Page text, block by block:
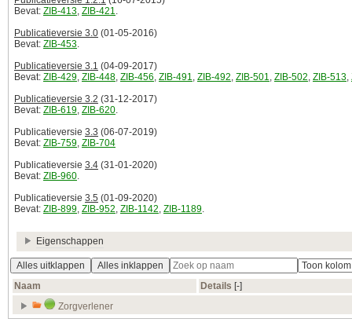
Bevat: ZIB-413, ZIB-421.
Publicatieversie 3.0 (01-05-2016)
Bevat: ZIB-453.
Publicatieversie 3.1 (04-09-2017)
Bevat: ZIB-429, ZIB-448, ZIB-456, ZIB-491, ZIB-492, ZIB-501, ZIB-502, ZIB-513,
Publicatieversie 3.2 (31-12-2017)
Bevat: ZIB-619, ZIB-620.
Publicatieversie 3.3 (06-07-2019)
Bevat: ZIB-759, ZIB-704
Publicatieversie 3.4 (31-01-2020)
Bevat: ZIB-960.
Publicatieversie 3.5 (01-09-2020)
Bevat: ZIB-899, ZIB-952, ZIB-1142, ZIB-1189.
Eigenschappen
Alles uitklappen
Alles inklappen
Naam
Details [‑]
Zorgverlener